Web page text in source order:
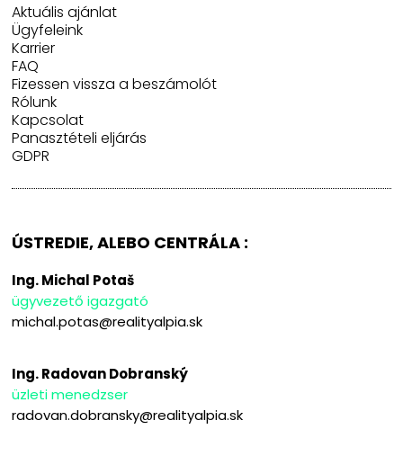
Aktuális ajánlat
Ügyfeleink
Karrier
FAQ
Fizessen vissza a beszámolót
Rólunk
Kapcsolat
Panasztételi eljárás
GDPR
ÚSTREDIE, ALEBO CENTRÁLA :
Ing. Michal Potaš
ügyvezető igazgató
michal.potas@realityalpia.sk
Ing. Radovan Dobranský
üzleti menedzser
radovan.dobransky@realityalpia.sk